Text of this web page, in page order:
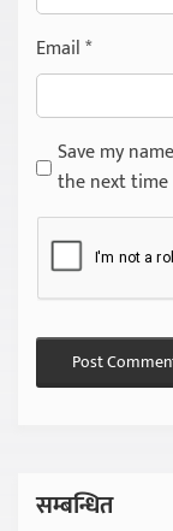
Email*
Save my
the next
सम्बन्धित